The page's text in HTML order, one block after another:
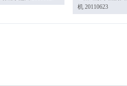
机 20110623